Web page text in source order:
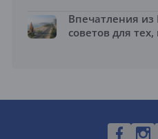
Впечатления
советов для